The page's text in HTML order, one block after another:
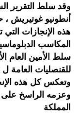
وقد سلط التقرير
أنطونيو غوتيريش
هذه الإنجازات
المكاسب
سلط الأمين العام
للقنصليات العامة ل 16 دولة في مدينتي العيون والداخلة.
وتعكس كل هذه
وعزمه الراسخ على
المملكة